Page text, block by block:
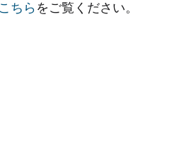
こちら をご覧ください。